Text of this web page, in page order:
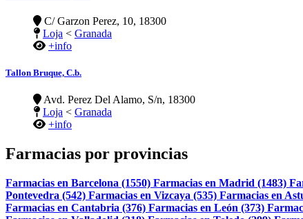
C/ Garzon Perez, 10, 18300
Loja < Granada
+info
Tallon Bruque, C.b.
Avd. Perez Del Alamo, S/n, 18300
Loja < Granada
+info
Farmacias por provincias
Farmacias en Barcelona (1550) Farmacias en Madrid (1483)
Pontevedra (542) Farmacias en Vizcaya (535) Farmacias en
Farmacias en Cantabria (376) Farmacias en León (373)